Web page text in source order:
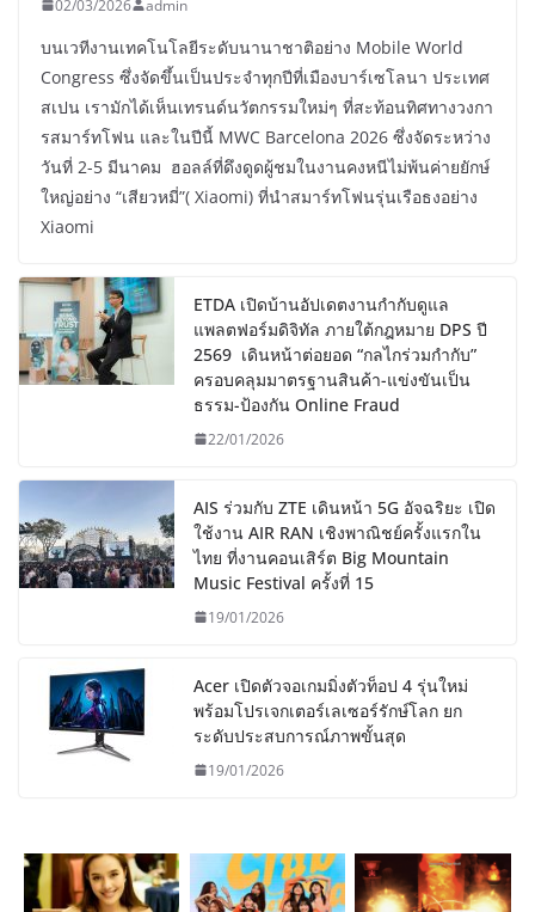
02/03/2026 admin
บนเวทีงานเทคโนโลยีระดับนานาชาติอย่าง Mobile World
Congress ซึ่งจัดขึ้นเป็นประจำทุกปีที่เมืองบาร์เซโลนา ประเทศ
สเปน เรามักได้เห็นเทรนด์นวัตกรรมใหม่ๆ ที่สะท้อนทิศทางวงกา
รสมาร์ทโฟน และในปีนี้ MWC Barcelona 2026 ซึ่งจัดระหว่าง
วันที่ 2-5 มีนาคม ฮอลล์ที่ดึงดูดผู้ชมในงานคงหนีไม่พ้นค่ายยักษ์
ใหญ่อย่าง “เสียวหมี่”( Xiaomi) ที่นำสมาร์ทโฟนรุ่นเรือธงอย่าง
Xiaomi
ETDA เปิดบ้านอัปเดตงานกำกับดูแล
แพลตฟอร์มดิจิทัล ภายใต้กฎหมาย DPS ปี
2569 เดินหน้าต่อยอด “กลไกร่วมกำกับ”
ครอบคลุมมาตรฐานสินค้า-แข่งขันเป็น
ธรรม-ป้องกัน Online Fraud
22/01/2026
AIS ร่วมกับ ZTE เดินหน้า 5G อัจฉริยะ เปิด
ใช้งาน AIR RAN เชิงพาณิชย์ครั้งแรกใน
ไทย ที่งานคอนเสิร์ต Big Mountain
Music Festival ครั้งที่ 15
19/01/2026
Acer เปิดตัวจอเกมมิ่งตัวท็อป 4 รุ่นใหม่
พร้อมโปรเจกเตอร์เลเซอร์รักษ์โลก ยก
ระดับประสบการณ์ภาพขั้นสุด
19/01/2026